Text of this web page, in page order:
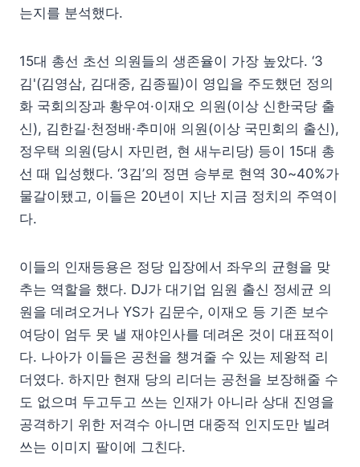
는지를 분석했다.
15대 총선 초선 의원들의 생존율이 가장 높았다. ‘3
김'(김영삼, 김대중, 김종필)이 영입을 주도했던 정의
화 국회의장과 황우여·이재오 의원(이상 신한국당 출
신), 김한길·천정배·추미애 의원(이상 국민회의 출신),
정우택 의원(당시 자민련, 현 새누리당) 등이 15대 총
선 때 입성했다. ‘3김’의 정면 승부로 현역 30~40%가
물갈이됐고, 이들은 20년이 지난 지금 정치의 주역이
다.
이들의 인재등용은 정당 입장에서 좌우의 균형을 맞
추는 역할을 했다. DJ가 대기업 임원 출신 정세균 의
원을 데려오거나 YS가 김문수, 이재오 등 기존 보수
여당이 엄두 못 낼 재야인사를 데려온 것이 대표적이
다. 나아가 이들은 공천을 챙겨줄 수 있는 제왕적 리
더였다. 하지만 현재 당의 리더는 공천을 보장해줄 수
도 없으며 두고두고 쓰는 인재가 아니라 상대 진영을
공격하기 위한 저격수 아니면 대중적 인지도만 빌려
쓰는 이미지 팔이에 그친다.